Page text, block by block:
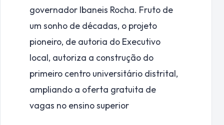
governador Ibaneis Rocha. Fruto de
um sonho de décadas, o projeto
pioneiro, de autoria do Executivo
local, autoriza a construção do
primeiro centro universitário distrital,
ampliando a oferta gratuita de
vagas no ensino superior